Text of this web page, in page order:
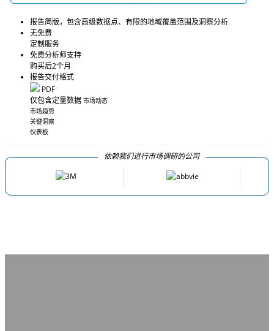
报告简版，包含高级数据点、有限的地域覆盖范围及洞察分析
无免费
定制服务
免费分析师支持
购买后2个月
报告交付格式
PDF
仅包含定量数据 市场动态
市场趋势
关键洞察
仪表板
依赖我们进行市场调研的公司